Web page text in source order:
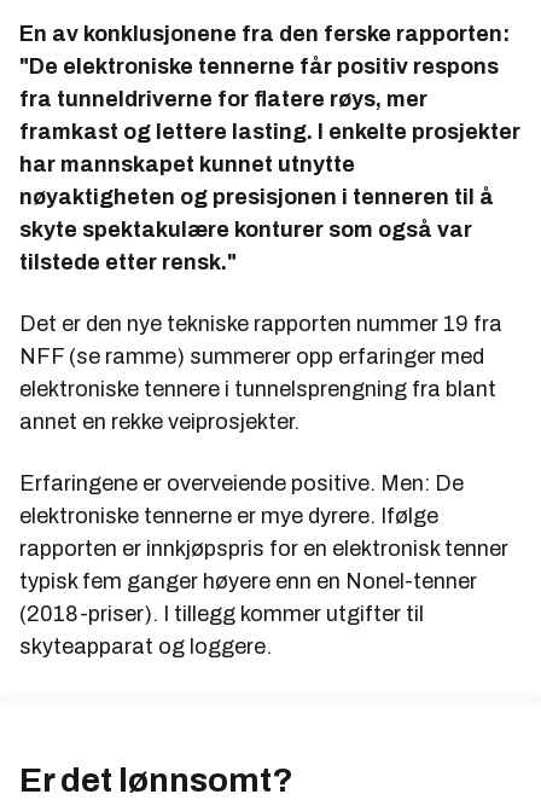
En av konklusjonene fra den ferske rapporten:
"De elektroniske tennerne får positiv respons
fra tunneldriverne for flatere røys, mer
framkast og lettere lasting. I enkelte prosjekter
har mannskapet kunnet utnytte
nøyaktigheten og presisjonen i tenneren til å
skyte spektakulære konturer som også var
tilstede etter rensk."
Det er den nye tekniske rapporten nummer 19 fra
NFF (se ramme) summerer opp erfaringer med
elektroniske tennere i tunnelsprengning fra blant
annet en rekke veiprosjekter.
Erfaringene er overveiende positive. Men: De
elektroniske tennerne er mye dyrere. Ifølge
rapporten er innkjøpspris for en elektronisk tenner
typisk fem ganger høyere enn en Nonel-tenner
(2018-priser). I tillegg kommer utgifter til
skyteapparat og loggere.
Er det lønnsomt?